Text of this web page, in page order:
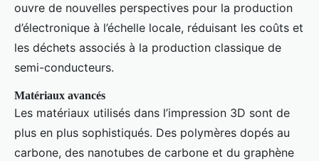
ouvre de nouvelles perspectives pour la production
d’électronique à l’échelle locale, réduisant les coûts et
les déchets associés à la production classique de
semi-conducteurs.
Matériaux avancés
Les matériaux utilisés dans l’impression 3D sont de
plus en plus sophistiqués. Des polymères dopés au
carbone, des nanotubes de carbone et du graphène